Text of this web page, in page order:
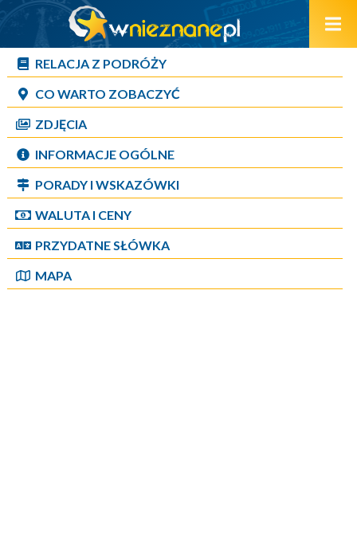
RELACJA Z PODRÓŻY
CO WARTO ZOBACZYĆ
ZDJĘCIA
INFORMACJE OGÓLNE
PORADY I WSKAZÓWKI
WALUTA I CENY
PRZYDATNE SŁÓWKA
MAPA